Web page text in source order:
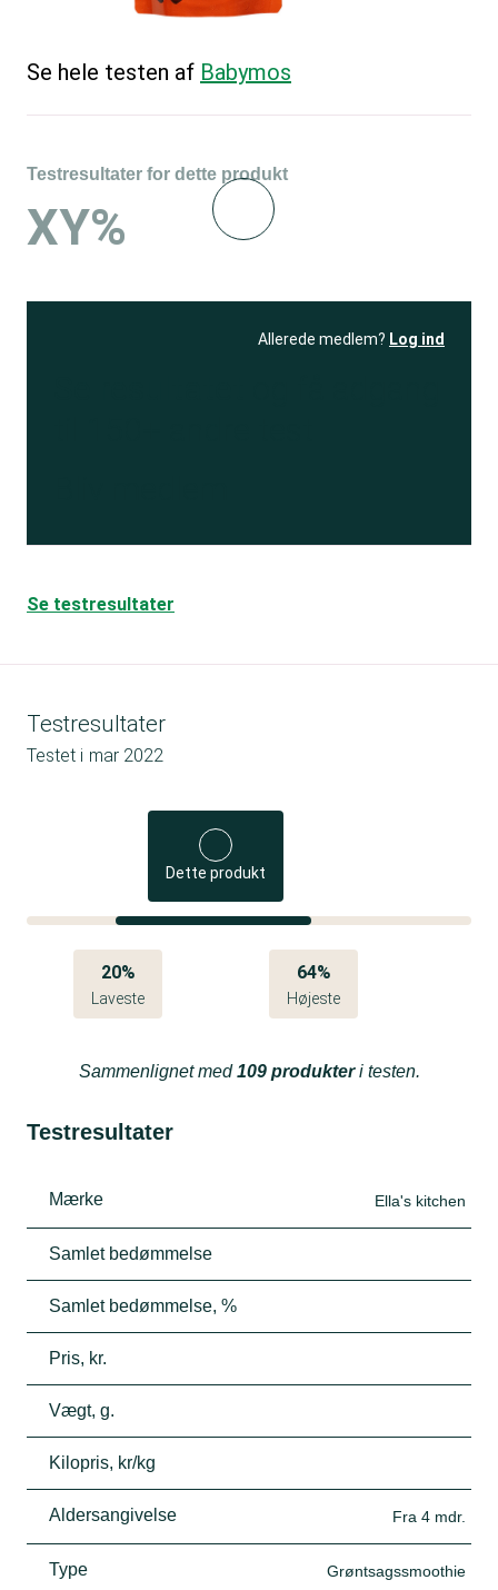
Se hele testen af Babymos
Testresultater for dette produkt
XY%
Allerede medlem? Log ind
Se testresultater
Testresultater
Testet i mar 2022
Dette produkt
20%
Laveste
64%
Højeste
Sammenlignet med109 produkteri testen.
Testresultater
Mærke Ella's kitchen
Samlet bedømmelse
Samlet bedømmelse, %
Pris, kr.
Vægt, g.
Kilopris, kr/kg
Aldersangivelse Fra 4 mdr.
Type Grøntsagssmoothie